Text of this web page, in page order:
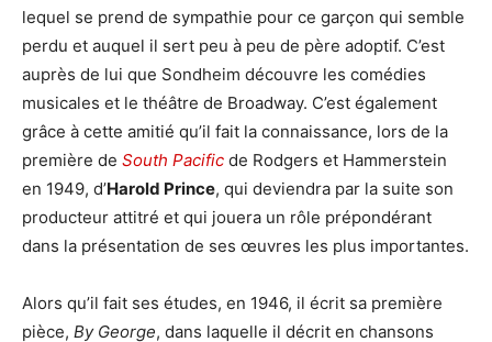
lequel se prend de sympathie pour ce garçon qui semble
perdu et auquel il sert peu à peu de père adoptif. C’est
auprès de lui que Sondheim découvre les comédies
musicales et le théâtre de Broadway. C’est également
grâce à cette amitié qu’il fait la connaissance, lors de la
première de South Pacific de Rodgers et Hammerstein
en 1949, d’Harold Prince, qui deviendra par la suite son
producteur attitré et qui jouera un rôle prépondérant
dans la présentation de ses œuvres les plus importantes.
Alors qu’il fait ses études, en 1946, il écrit sa première
pièce, By George, dans laquelle il décrit en chansons